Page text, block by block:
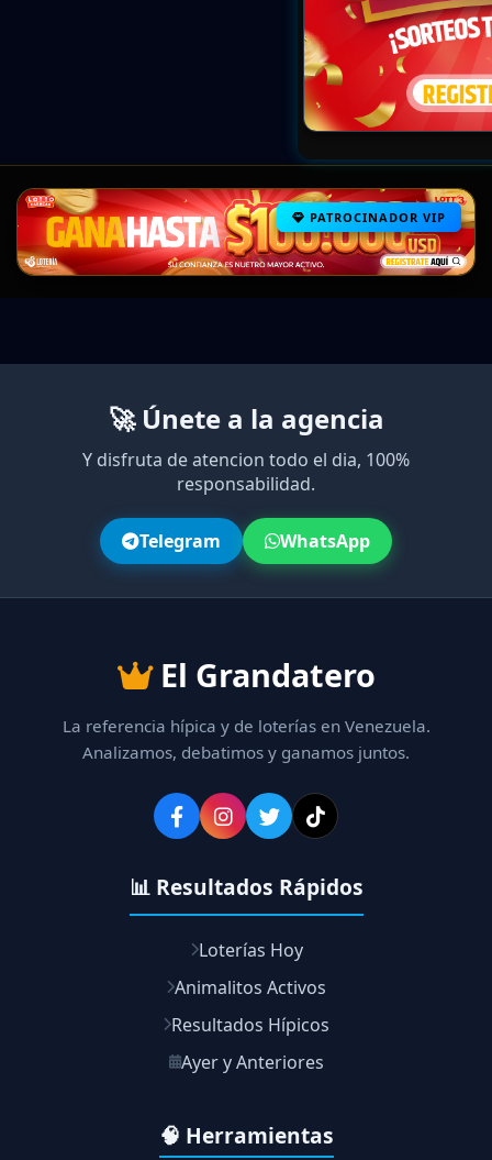
PATROCINADOR VIP
🚀 Únete a la agencia
Y disfruta de atencion todo el dia, 100%
responsabilidad.
Telegram WhatsApp
El Grandatero
La referencia hípica y de loterías en Venezuela.
Analizamos, debatimos y ganamos juntos.
📊 Resultados Rápidos
Loterías Hoy
Animalitos Activos
Resultados Hípicos
Ayer y Anteriores
🧠 Herramientas